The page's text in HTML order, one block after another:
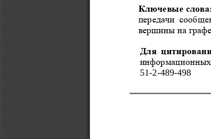
Ключевые
передачи
вершины на
Для
51-2-489-498